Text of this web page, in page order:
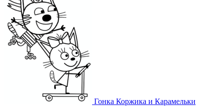
Гонка Коржика и Карамельки